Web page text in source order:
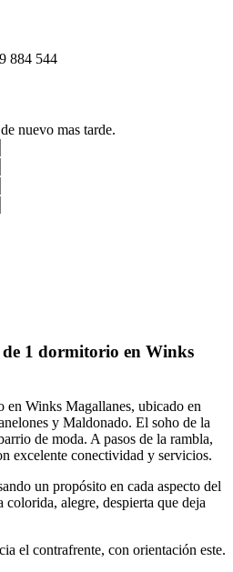
884 544
nuevo mas tarde.
1 dormitorio en Winks
en Winks Magallanes, ubicado en
y Maldonado. El soho de la
de moda. A pasos de la rambla,
excelente conectividad y servicios.
un propósito en cada aspecto del
alegre, despierta que deja
el contrafrente, con orientación este.